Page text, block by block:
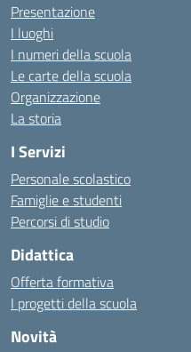
Presentazione
I luoghi
I numeri della scuola
Le carte della scuola
Organizzazione
La storia
I Servizi
Personale scolastico
Famiglie e studenti
Percorsi di studio
Didattica
Offerta formativa
I progetti della scuola
Novità